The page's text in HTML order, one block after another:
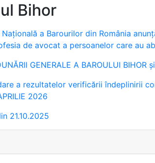
Bihor
Națională a Barourilor din România
de avocat a persoanelor care au
GENERALE A BAROULUI BIHOR
a rezultatelor verificării îndeplinirii
2026
21.10.2025